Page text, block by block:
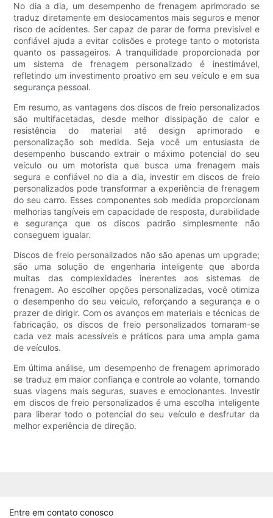
No dia a dia, um desempenho de frenagem aprimorado se
traduz diretamente em deslocamentos mais seguros e menor
risco de acidentes. Ser capaz de parar de forma previsível e
confiável ajuda a evitar colisões e protege tanto o motorista
quanto os passageiros. A tranquilidade proporcionada por
um sistema de frenagem personalizado é inestimável,
refletindo um investimento proativo em seu veículo e em sua
segurança pessoal.
Em resumo, as vantagens dos discos de freio personalizados
são multifacetadas, desde melhor dissipação de calor e
resistência do material até design aprimorado e
personalização sob medida. Seja você um entusiasta de
desempenho buscando extrair o máximo potencial do seu
veículo ou um motorista que busca uma frenagem mais
segura e confiável no dia a dia, investir em discos de freio
personalizados pode transformar a experiência de frenagem
do seu carro. Esses componentes sob medida proporcionam
melhorias tangíveis em capacidade de resposta, durabilidade
e segurança que os discos padrão simplesmente não
conseguem igualar.
Discos de freio personalizados não são apenas um upgrade;
são uma solução de engenharia inteligente que aborda
muitas das complexidades inerentes aos sistemas de
frenagem. Ao escolher opções personalizadas, você otimiza
o desempenho do seu veículo, reforçando a segurança e o
prazer de dirigir. Com os avanços em materiais e técnicas de
fabricação, os discos de freio personalizados tornaram-se
cada vez mais acessíveis e práticos para uma ampla gama
de veículos.
Em última análise, um desempenho de frenagem aprimorado
se traduz em maior confiança e controle ao volante, tornando
suas viagens mais seguras, suaves e emocionantes. Investir
em discos de freio personalizados é uma escolha inteligente
para liberar todo o potencial do seu veículo e desfrutar da
melhor experiência de direção.
Entre em contato conosco